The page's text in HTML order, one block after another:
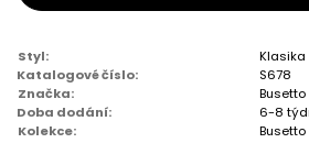
Styl:
Klasika
Katalogové číslo:
S678
Značka:
Busetto
Doba dodání:
6-8
Kolekce: